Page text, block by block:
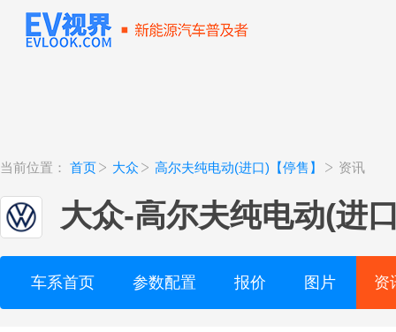
当前位置： 首页 大众 高尔夫纯电动(进口)【停售】 资讯
大众-高尔夫纯电动(进
车系首页 参数配置 报价 图片 资